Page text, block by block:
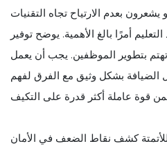
بعدم الارتياح تجاه التقنيات
أمرًا بالغ الأهمية. يوضح توفير
تهتم بتطوير الموظفين. يجب أن يعمل
الضيافة بشكل وثيق مع الفرق لفهم
كشف نقاط الضعف في الأمان